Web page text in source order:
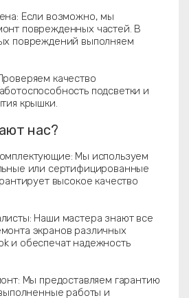
Если возможно, мы
поврежденных частей. В
повреждений выполняем
качество
подсветки и
крышки.
нас?
Мы используем
или сертифицированные
высокое качество
Наши мастера знают все
экранов различных
и обеспечат надежность
Мы предоставляем гарантию
работы и